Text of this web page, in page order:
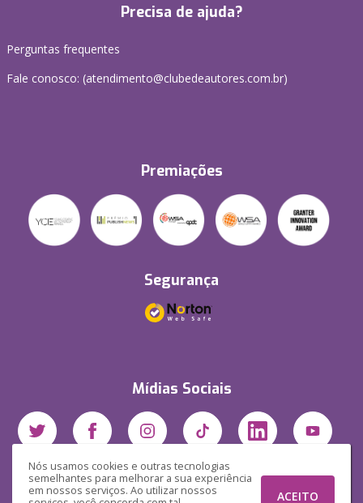
Nós usamos cookies e outras tecnologias
semelhantes para melhorar a sua experiência
em nossos serviços. Ao utilizar nossos
ACEITO
Precisa de ajuda?
Perguntas frequentes
Fale conosco: (atendimento@clubedeautores.com.br)
Premiações
Segurança
Mídias Sociais